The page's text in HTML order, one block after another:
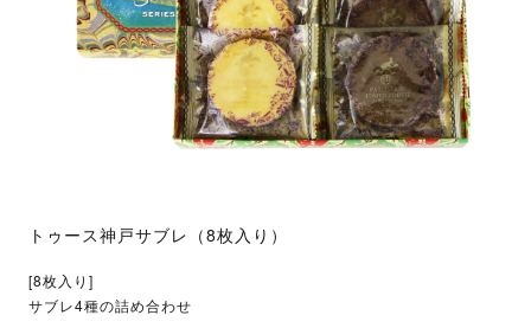
トゥース神戸サブレ（8枚入り）
[8枚入り]
サブレ4種の詰め合わせ